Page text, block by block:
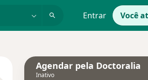
Entrar Você
Agendar pela Doctoralia
Inativo